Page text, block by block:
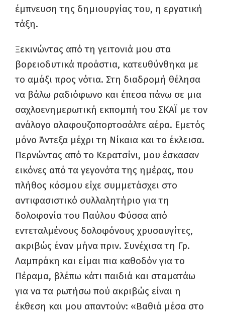
έμπνευση της δημιουργίας του, η εργατική
τάξη.
Ξεκινώντας από τη γειτονιά μου στα
βορειοδυτικά προάστια, κατευθύνθηκα με
το αμάξι προς νότια. Στη διαδρομή θέλησα
να βάλω ραδιόφωνο και έπεσα πάνω σε μια
σαχλοενημερωτική εκπομπή του ΣΚΑΪ με τον
ανάλογο αλαφουζοπορτοσάλτε αέρα. Εμετός
μόνο Άντεξα μέχρι τη Νίκαια και το έκλεισα.
Περνώντας από το Κερατσίνι, μου έσκασαν
εικόνες από τα γεγονότα της ημέρας, που
πλήθος κόσμου είχε συμμετάσχει στο
αντιφασιστικό συλλαλητήριο για τη
δολοφονία του Παύλου Φύσσα από
εντεταλμένους δολοφόνους χρυσαυγίτες,
ακριβώς έναν μήνα πριν. Συνέχισα τη Γρ.
Λαμπράκη και είμαι πια καθοδόν για το
Πέραμα, βλέπω κάτι παιδιά και σταματάω
για να τα ρωτήσω πού ακριβώς είναι η
έκθεση και μου απαντούν: «Βαθιά μέσα στο